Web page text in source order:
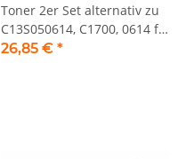
Toner 2er Set alternativ zu
C13S050614, C1700, 0614 für
Epson Drucker schwarz
26,85 € *